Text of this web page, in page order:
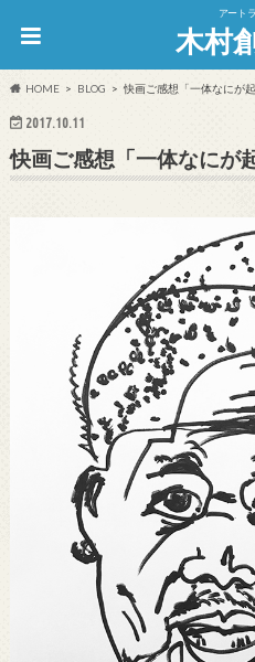
アート
木村
HOME BLOG 快画ご感想「一体なにが起
2017.10.11
快画ご感想「一体なにが